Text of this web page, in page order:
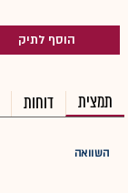
הוסף לתיק
תמצית דוחות
השוואה